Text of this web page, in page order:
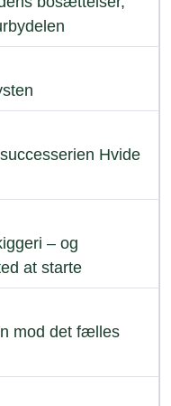
Hvide
– og
at starte
mod det fælles